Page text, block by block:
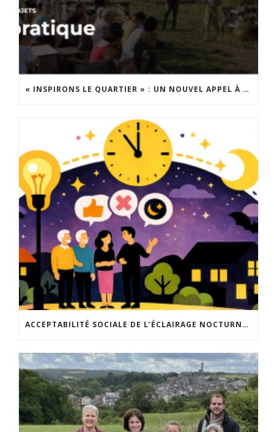
« INSPIRONS LE QUARTIER » : UN NOUVEL APPEL À PROJETS EST LANCÉ !
ACCEPTABILITÉ SOCIALE DE L’ÉCLAIRAGE NOCTURNE : LE REPLAY EST DISPONIBLE